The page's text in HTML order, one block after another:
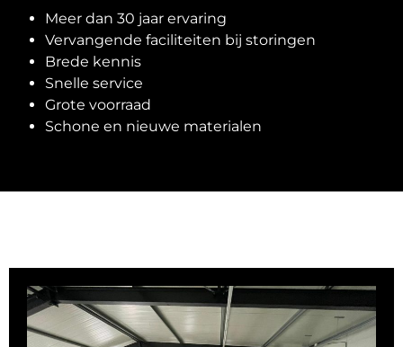
Meer dan 30 jaar ervaring
Vervangende faciliteiten bij storingen
Brede kennis
Snelle service
Grote voorraad
Schone en nieuwe materialen